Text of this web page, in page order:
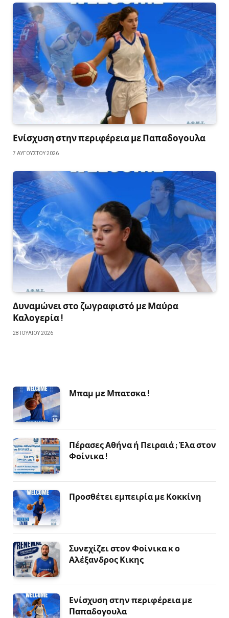
Ενίσχυση στην περιφέρεια με Παπαδογουλα
7 ΑΥΓΟΎΣΤΟΥ 2026
Δυναμώνει στο ζωγραφιστό με Μαύρα
Καλογερία !
28 ΙΟΥΛΊΟΥ 2026
Μπαμ με Μπατσκα !
Πέρασες Αθήνα ή Πειραιά ; Έλα στον
Φοίνικα !
Προσθέτει εμπειρία με Κοκκίνη
Συνεχίζει στον Φοίνικα κ ο
Αλέξανδρος Κικης
Ενίσχυση στην περιφέρεια με
Παπαδογουλα